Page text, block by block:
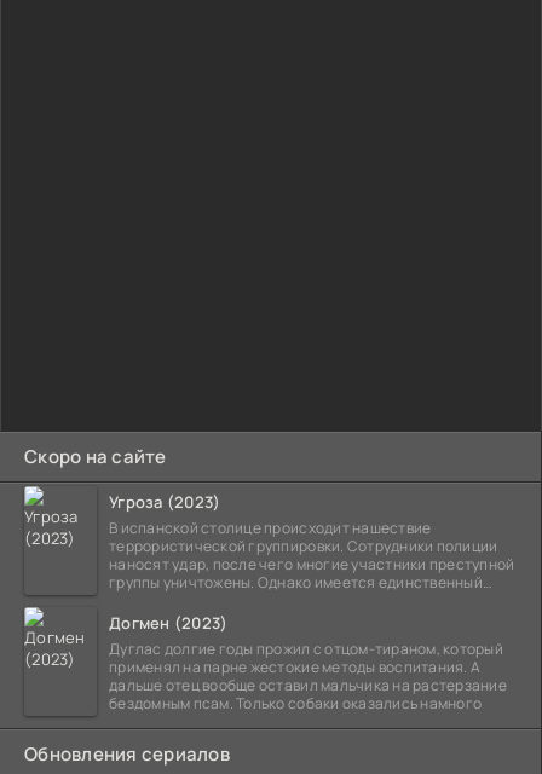
Скоро на сайте
Угроза (2023)
В испанской столице происходит нашествие
террористической группировки. Сотрудники полиции
наносят удар, после чего многие участники преступной
группы уничтожены. Однако имеется единственный
Догмен (2023)
Дуглас долгие годы прожил с отцом-тираном, который
применял на парне жестокие методы воспитания. А
дальше отец вообще оставил мальчика на растерзание
бездомным псам. Только собаки оказались намного
Обновления сериалов